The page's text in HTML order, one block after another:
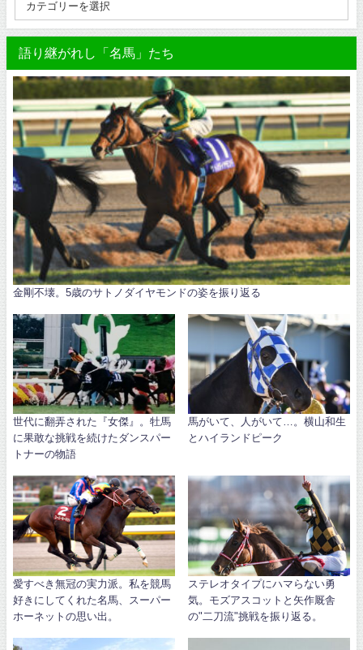
語り継がれし「名馬」たち
金剛不壊。5歳のサトノダイヤモンドの姿を振り返る
世代に翻弄された『女傑』。牡馬
に果敢な挑戦を続けたダンスパー
トナーの物語
馬がいて、人がいて…。横山和生
とハイランドピーク
愛すべき無冠の実力派。私を競馬
好きにしてくれた名馬、スーパー
ホーネットの思い出。
ステレオタイプにハマらない勇
気。モズアスコットと矢作厩舎
の"二刀流"挑戦を振り返る。